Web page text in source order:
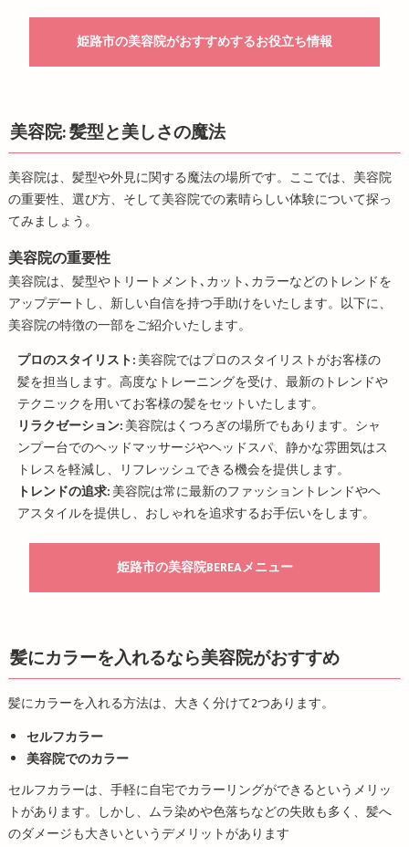
姫路市の美容院がおすすめするお役立ち情報
美容院: 髪型と美しさの魔法
美容院は、髪型や外見に関する魔法の場所です。ここでは、美容院
の重要性、選び方、そして美容院での素晴らしい体験について探っ
てみましょう。
美容院の重要性
美容院は、髪型やトリートメント､カット､カラーなどのトレンドを
アップデートし、新しい自信を持つ手助けをいたします。以下に、
美容院の特徴の一部をご紹介いたします。
プロのスタイリスト:美容院ではプロのスタイリストがお客様の
髪を担当します。高度なトレーニングを受け、最新のトレンドや
テクニックを用いてお客様の髪をセットいたします。
リラクゼーション:美容院はくつろぎの場所でもあります。シャ
ンプー台でのヘッドマッサージやヘッドスパ、静かな雰囲気はス
トレスを軽減し、リフレッシュできる機会を提供します。
トレンドの追求:美容院は常に最新のファッショントレンドやヘ
アスタイルを提供し、おしゃれを追求するお手伝いをします。
姫路市の美容院BEREAメニュー
髪にカラーを入れるなら美容院がおすすめ
髪にカラーを入れる方法は、大きく分けて2つあります。
セルフカラー
美容院でのカラー
セルフカラーは、手軽に自宅でカラーリングができるというメリッ
トがあります。しかし、ムラ染めや色落ちなどの失敗も多く、髪へ
のダメージも大きいというデメリットがあります